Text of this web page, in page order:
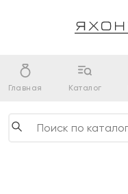
Главная Каталог